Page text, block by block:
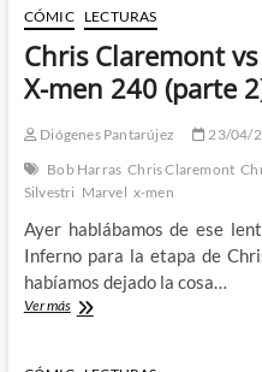
X-
men
(VI):
Lobdell
CÓMIC LECTURAS
Chris Claremont
X-men 240 (parte
Diógenes Pantarújez 23/04/
Bob Harras Chris Claremont
Silvestri Marvel x-men
Ayer hablábamos de ese
Inferno para la etapa de
habíamos dejado la cosa…
Ver másChris